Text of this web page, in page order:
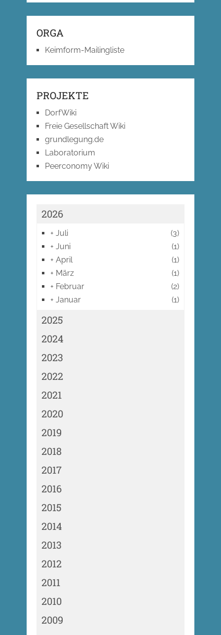
ORGA
Keimform-Mailingliste
PROJEKTE
DorfWiki
Freie Gesellschaft Wiki
grundlegung.de
Laboratorium
Peerconomy Wiki
2026
+ Juli
(3)
+ Juni
(1)
+ April
(1)
+ März
(1)
+ Februar
(2)
+ Januar (1)
2025
2024
2023
2022
2021
2020
2019
2018
2017
2016
2015
2014
2013
2012
2011
2010
2009